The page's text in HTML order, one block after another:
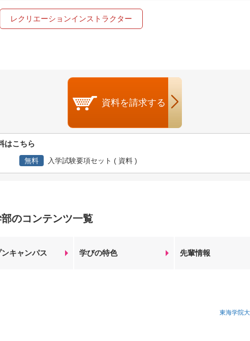
レクリエーションインストラクター
資料を請求する
はこちら
無料 入学試験要項セット ( 資料 )
のコンテンツ一覧
キャンパス 学びの特色 先輩情報
東海学院